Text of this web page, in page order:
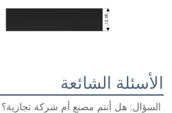
الأسئلة الشائعة
السؤال: هل أنتم مصنع أم شركة تجارية؟